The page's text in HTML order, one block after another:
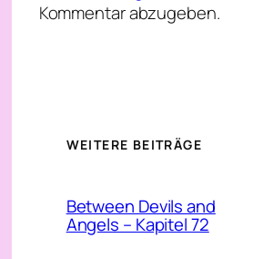
Kommentar abzugeben.
WEITERE BEITRÄGE
Between Devils and
Angels – Kapitel 72